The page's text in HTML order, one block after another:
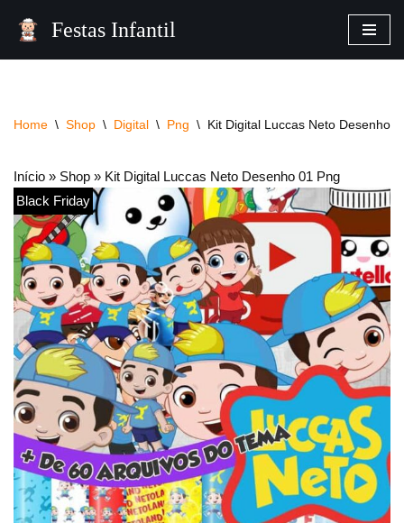
Festas Infantil
Home \ Shop \ Digital \ Png \ Kit Digital Luccas Neto Desenho
Início » Shop » Kit Digital Luccas Neto Desenho 01 Png
Black Friday